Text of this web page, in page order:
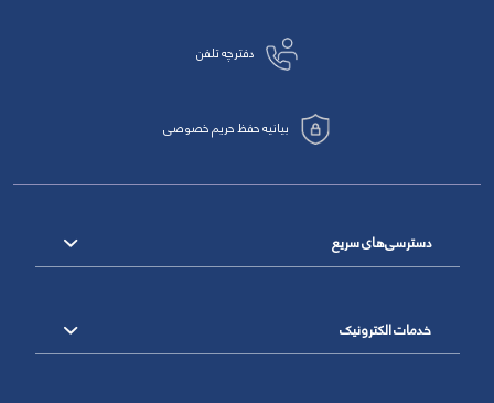
دفترچه تلفن
بیانیه حفظ حریم خصوصی
دسترسی‌های سریع
خدمات الکترونیک